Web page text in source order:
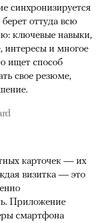
синхронизируется
оттуда всю
ключевые навыки,
интересы и многое
ищет способ
свое резюме,
карточек — их
визитка — это
Приложение
смартфона